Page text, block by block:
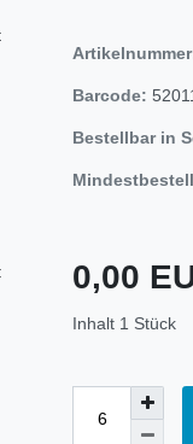
Barcode:
Bestellbar in
0,00
Inhalt 1 Stück